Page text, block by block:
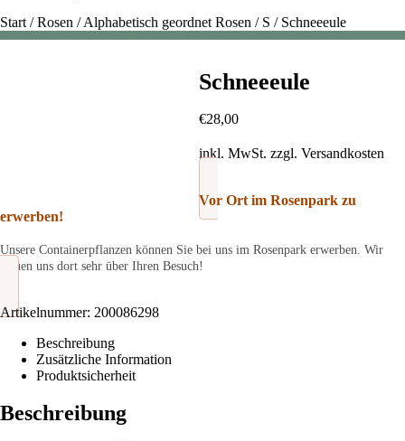
Start /Rosen /Alphabetisch geordnet Rosen / S / Schneeeule
Schneeeule
€28,00
inkl. MwSt. zzgl.Versandkosten
Vor Ort im Rosenpark zu
erwerben!
Unsere Containerpflanzen können Sie bei uns im Rosenpark erwerben. Wir
freuen uns dort sehr über Ihren Besuch!
Artikelnummer: 200086298
Beschreibung
Zusätzliche Information
Produktsicherheit
Beschreibung